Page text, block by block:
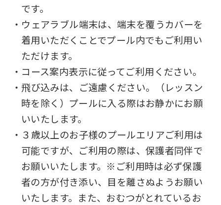
です。
・ウェアラブル端末は、端末を覆うカバーを
着用いただくことでプール内でもご利用い
ただけます。
・コース案内表示に従ってご利用ください。
・飛び込みは、ご遠慮ください。（レッスン
時を除く）プールに入る際はお静かにお願
いいたします。
・３歳以上のお子様のプールエリアご利用は
可能ですが、ご利用の際は、保護者同伴で
お願いいたします。※ご利用時は必ず保護
者の方が付き添い、目を離さぬようお願い
いたします。また、おむつがとれているお